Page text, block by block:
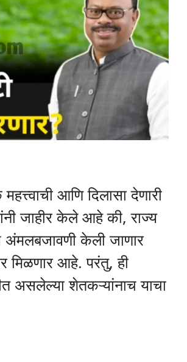
आणि दिलासा देणारी
जाहीर केले आहे की, राज्य
अंमलबजावणी केली जाणार
मिळणार आहे. परंतु, ही
असलेल्या शेतकऱ्यांनाच याचा